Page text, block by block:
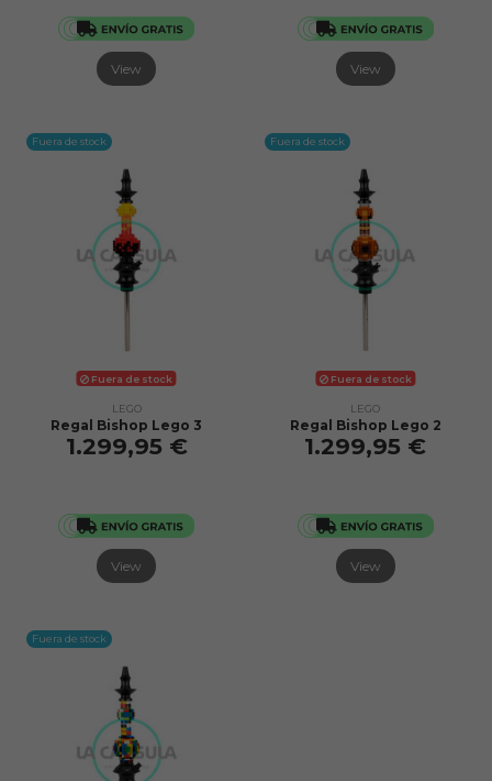
View View
Fuera de stock
Fuera de stock
LEGO
Regal Bishop Lego 3
1.299,95 €
View
Fuera de stock
Fuera de stock
LEGO
Regal Bishop Lego 2
1.299,95 €
View
Fuera de stock